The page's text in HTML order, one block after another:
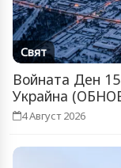
Свят
Войната Ден
Украйна
4 Август 2026